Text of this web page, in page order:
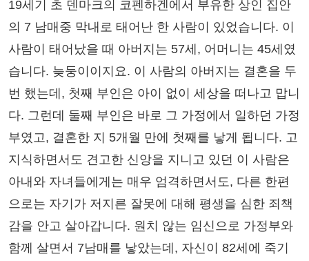
19세기 초 덴마크의 코펜하겐에서 부유한 상인 집안
의 7 남매중 막내로 태어난 한 사람이 있었습니다. 이
사람이 태어났을 때 아버지는 57세, 어머니는 45세였
습니다. 늦둥이이지요. 이 사람의 아버지는 결혼을 두
번 했는데, 첫째 부인은 아이 없이 세상을 떠나고 맙니
다. 그런데 둘째 부인은 바로 그 가정에서 일하던 가정
부였고, 결혼한 지 5개월 만에 첫째를 낳게 됩니다. 고
지식하면서도 견고한 신앙을 지니고 있던 이 사람은
아내와 자녀들에게는 매우 엄격하면서도, 다른 한편
으로는 자기가 저지른 잘못에 대해 평생을 심한 죄책
감을 안고 살아갑니다. 원치 않는 임신으로 가정부와
함께 살면서 7남매를 낳았는데, 자신이 82세에 죽기